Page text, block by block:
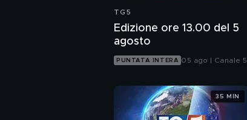
TG5
Edizione ore 13.00 del 5
agosto
PUNTATA INTERA 05 ago | Canale 5
35 MIN